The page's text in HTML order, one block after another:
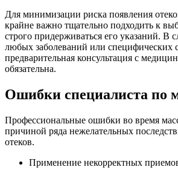
Для минимизации риска появления
крайне важно тщательно подходить к
строго придерживаться его указаний. В
любых заболеваний или специфических
предварительная консультация с
обязательна.
Ошибки специалиста по
Профессиональные ошибки во время
причиной ряда нежелательных
отеков.
Применение некорректных